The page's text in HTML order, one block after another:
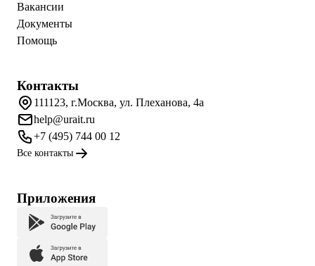
Вакансии
Документы
Помощь
Контакты
111123, г.Москва, ул. Плеханова, 4а
help@urait.ru
+7 (495) 744 00 12
Все контакты
Приложения